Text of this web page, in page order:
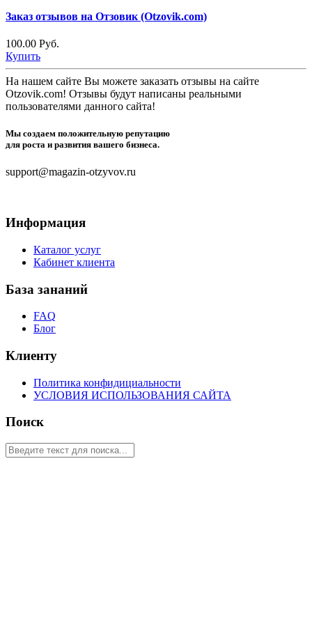
Заказ отзывов на Отзовик (Otzovik.com)
100.00 Руб.
Купить
На нашем сайте Вы можете заказать отзывы на сайте
Otzovik.com! Отзывы будут написаны реальными
пользователями данного сайта!
Мы создаем положительную репутацию
для роста и развития вашего бизнеса.
support@magazin-otzyvov.ru
Информация
Каталог услуг
Кабинет клиента
База зананий
FAQ
Блог
Клиенту
Политика конфидициальности
УСЛОВИЯ ИСПОЛЬЗОВАНИЯ САЙТА
Поиск